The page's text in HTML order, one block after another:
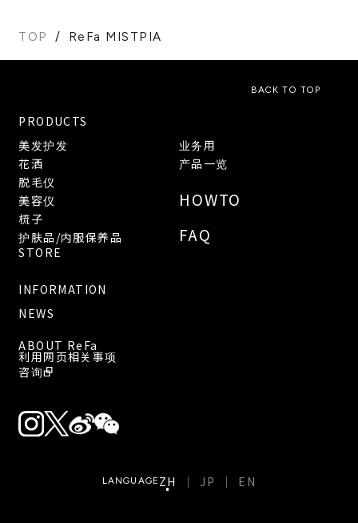
TOP ReFa MISTPIA
BACK TO TOP
PRODUCTS
美发护发
花洒
脱毛仪
美容仪
梳子
护肤品/内服保养品
业务用
产品一览
HOWTO
FAQ
STORE
INFORMATION
NEWS
ABOUT ReFa
利用网页相关事项
咨询
LANGUAGE ZH JP EN